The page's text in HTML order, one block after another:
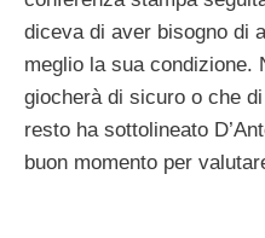
diceva di aver bisogno di
meglio la sua condizione.
giocherà di sicuro o che
resto ha sottolineato
buon momento per